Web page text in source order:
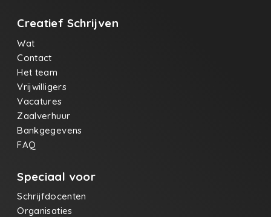
Creatief Schrijven
Wat
Contact
Het team
Vrijwilligers
Vacatures
Zaalverhuur
Bankgegevens
FAQ
Speciaal voor
Schrijfdocenten
Organisaties